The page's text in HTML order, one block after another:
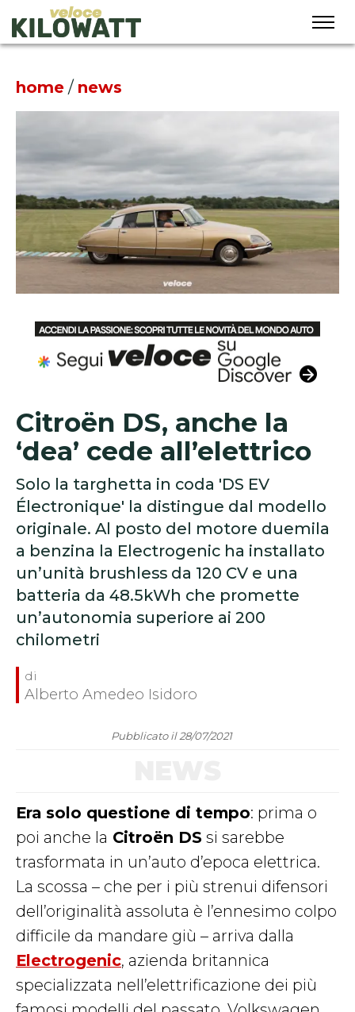
home / news
Citroën DS, anche la
‘dea’ cede all’elettrico
Solo la targhetta in coda 'DS EV
Électronique' la distingue dal modello
originale. Al posto del motore duemila
a benzina la Electrogenic ha installato
un’unità brushless da 120 CV e una
batteria da 48.5kWh che promette
un’autonomia superiore ai 200
chilometri
Alberto Amedeo Isidoro
Pubblicato il 28/07/2021
Era solo questione di tempo: prima o
poi anche la Citroën DS si sarebbe
trasformata in un’auto d’epoca elettrica.
La scossa – che per i più strenui difensori
dell’originalità assoluta è l’ennesimo colpo
difficile da mandare giù – arriva dalla
Electrogenic, azienda britannica
specializzata nell’elettrificazione dei più